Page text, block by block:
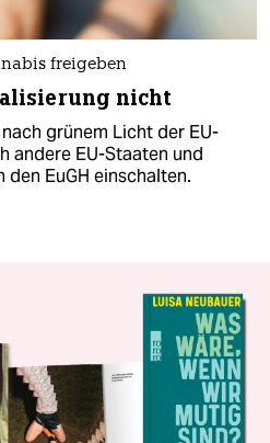
freigeben
nicht
grünem Licht der EU-
andere EU-Staaten und
EuGH einschalten.